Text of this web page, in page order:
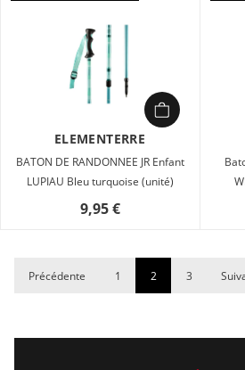
ELEMENTERRE
BATON DE RANDONNEE JR Enfant
LUPIAU Bleu turquoise (unité)
9,95 €
Précédente 1 2 3